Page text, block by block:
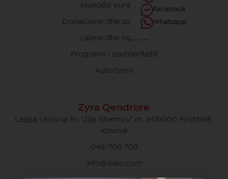
Mundësi punësimi
Donacione dhe sponsorime
Lajme dhe ngjarje
Programi i partneritetit
Autorizimi
Zyra Qendrore
Lagjja Ulpiana Rr. "Zija Shemsiu" nr. 3410000 Prishtinë,
Kosovë
049/700 700
info@ipko.com
Facebook
Whatsapp